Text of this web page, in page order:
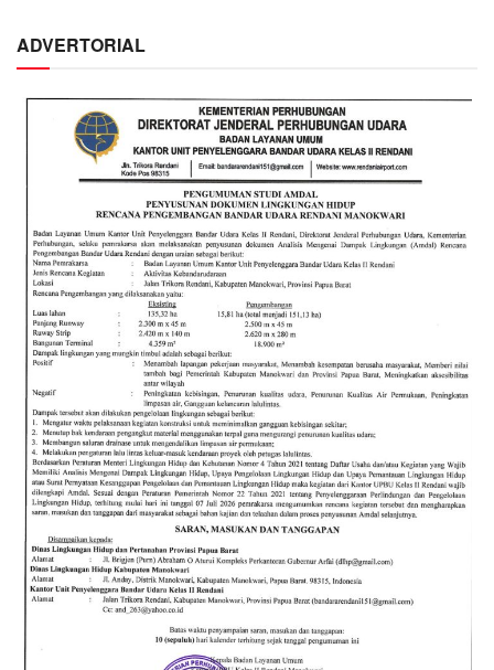
ADVERTORIAL